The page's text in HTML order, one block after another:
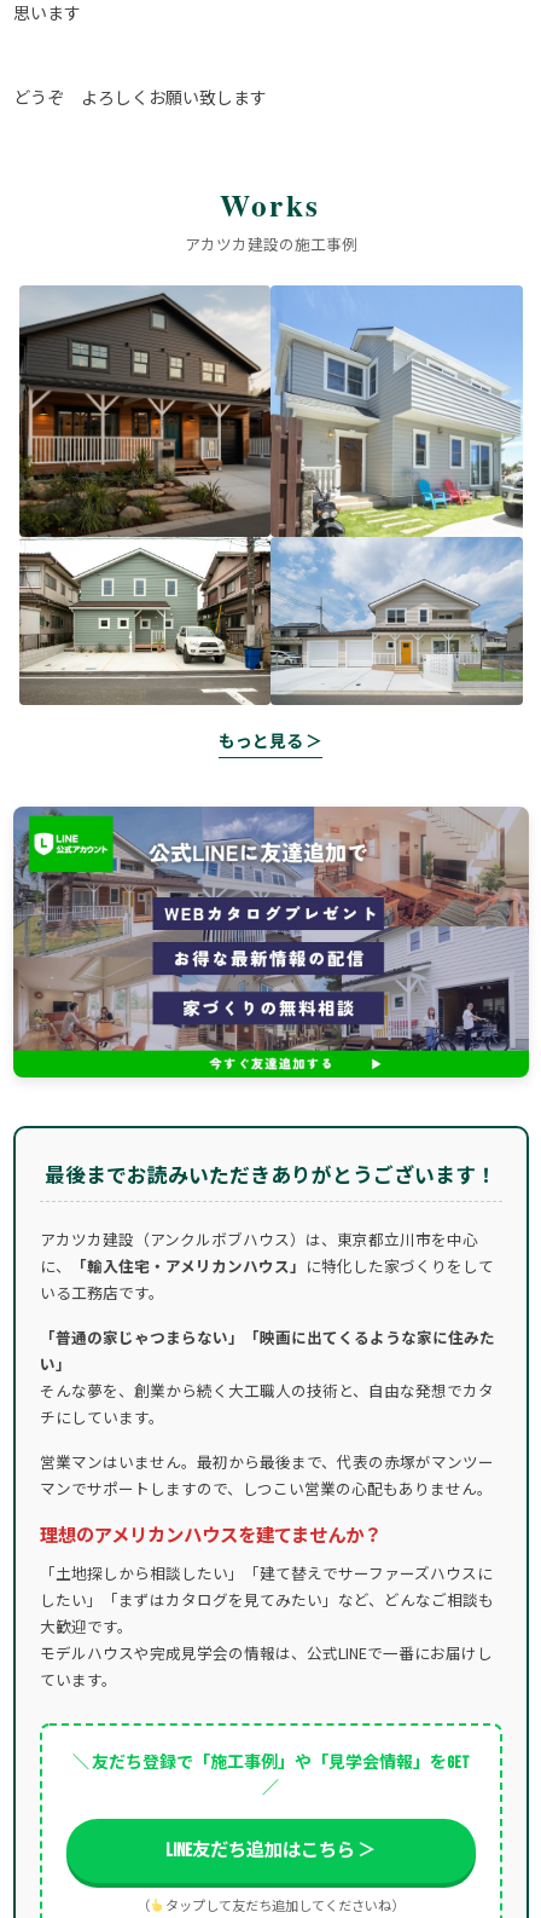
思います
どうぞ よろしくお願い致します
Works
アカツカ建設の施工事例
もっと見る ＞
最後までお読みいただきありがとうございます！
アカツカ建設（アンクルボブハウス）は、東京都立川市を中心
に、
「輸入住宅・アメリカンハウス」 に特化した家づくりをして
いる工務店です。
「普通の家じゃつまらない」「映画に出てくるような家に住みた
い」
そんな夢を、創業から続く大工職人の技術と、自由な発想でカタ
チにしています。
営業マンはいません。最初から最後まで、代表の赤塚がマンツー
マンでサポートしますので、しつこい営業の心配もありません。
理想のアメリカンハウスを建てませんか？
「土地探しから相談したい」「建て替えでサーファーズハウスに
したい」「まずはカタログを見てみたい」など、どんなご相談も
大歓迎です。
モデルハウスや完成見学会の情報は、公式LINEで一番にお届けし
ています。
＼ 友だち登録で「施工事例」や「見学会情報」をGET
／
LINE友だち追加はこちら ＞
（ タップして友だち追加してくださいね）